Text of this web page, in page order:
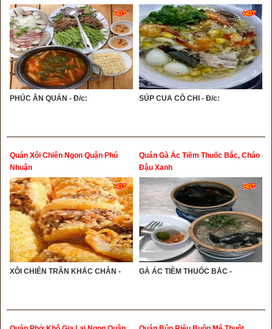
PHÚC ÂN QUÁN - Đ/c: SÚP CUA CÔ CHI - Đ/c:
Quán Xôi Chiên Ngon Quận Phú
Nhuận
XÔI CHIÊN TRẦN KHẮC CHÂN -
Quán Gà Ác Tiềm Thuốc Bắc, Cháo
Đậu Xanh
GÀ ÁC TIỀM THUỐC BẮC -